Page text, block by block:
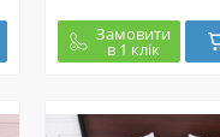
Замовити
в 1 клік